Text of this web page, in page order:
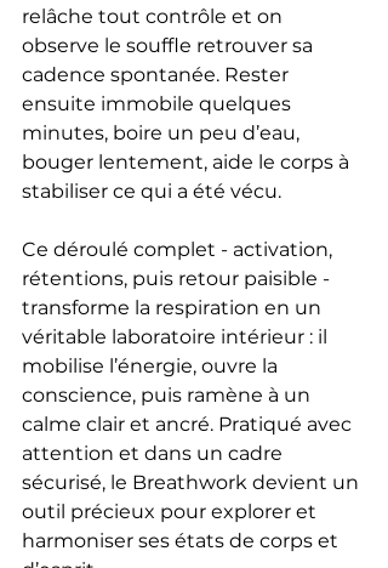
relâche tout contrôle et on
observe le souffle retrouver sa
cadence spontanée. Rester
ensuite immobile quelques
minutes, boire un peu d’eau,
bouger lentement, aide le corps à
stabiliser ce qui a été vécu.
Ce déroulé complet - activation,
rétentions, puis retour paisible -
transforme la respiration en un
véritable laboratoire intérieur : il
mobilise l’énergie, ouvre la
conscience, puis ramène à un
calme clair et ancré. Pratiqué avec
attention et dans un cadre
sécurisé, le Breathwork devient un
outil précieux pour explorer et
harmoniser ses états de corps et